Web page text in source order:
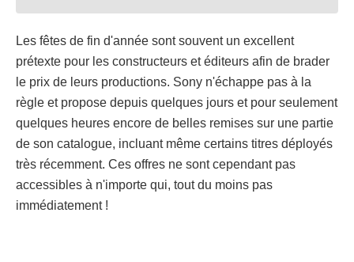
Les fêtes de fin d'année sont souvent un excellent
prétexte pour les constructeurs et éditeurs afin de brader
le prix de leurs productions. Sony n'échappe pas à la
règle et propose depuis quelques jours et pour seulement
quelques heures encore de belles remises sur une partie
de son catalogue, incluant même certains titres déployés
très récemment. Ces offres ne sont cependant pas
accessibles à n'importe qui, tout du moins pas
immédiatement !